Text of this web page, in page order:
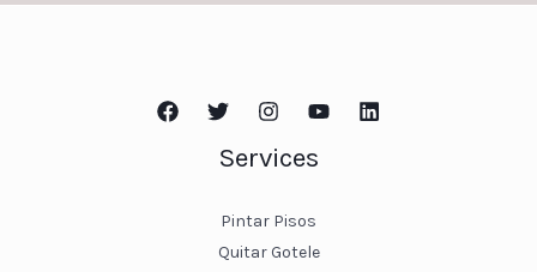
Services
Pintar Pisos
Quitar Gotele